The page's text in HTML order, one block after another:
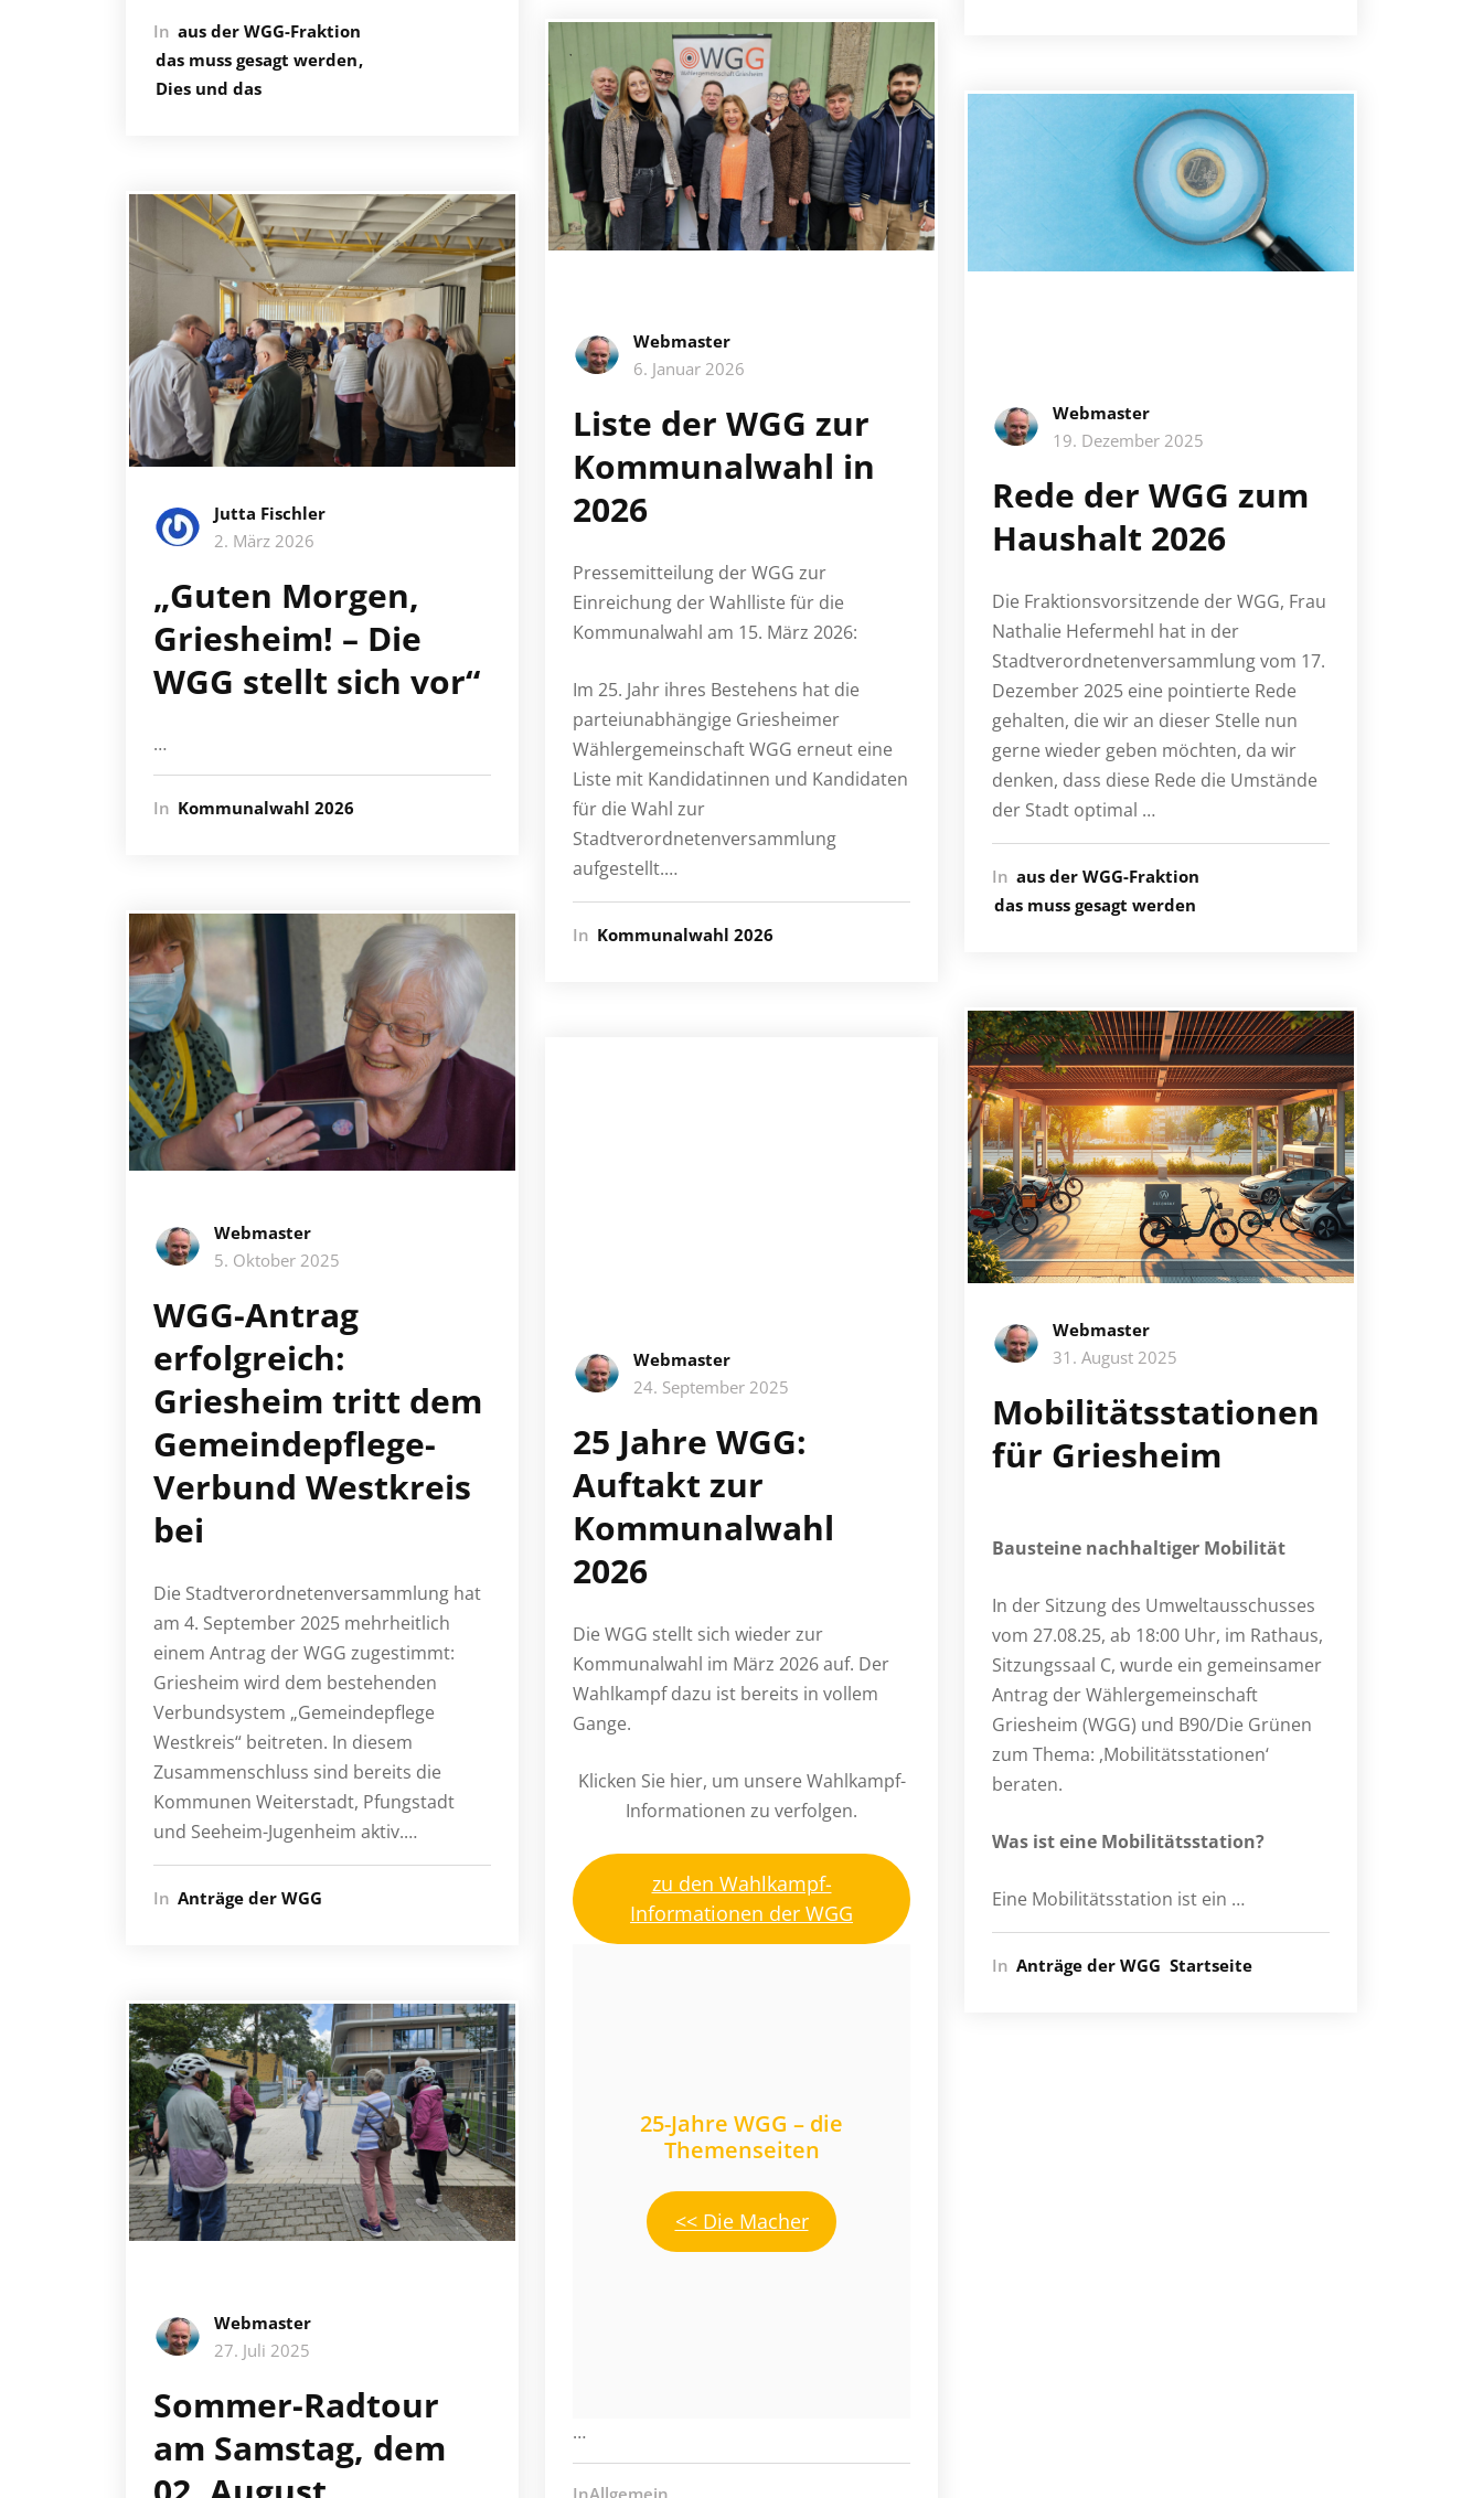
In aus der WGG-Fraktion
das muss gesagt werden
Dies und das
Jutta Fischler
2. März 2026
„Guten Morgen,
Griesheim! – Die
WGG stellt sich vor“
…
In Kommunalwahl 2026
Webmaster
5. Oktober 2025
WGG-Antrag
erfolgreich:
Griesheim tritt dem
Gemeindepflege-
Verbund Westkreis
bei
Die Stadtverordnetenversammlung hat
am 4. September 2025 mehrheitlich
einem Antrag der WGG zugestimmt:
Griesheim wird dem bestehenden
Verbundsystem „Gemeindepflege
Westkreis“ beitreten. In diesem
Zusammenschluss sind bereits die
Kommunen Weiterstadt, Pfungstadt
und Seeheim-Jugenheim aktiv.…
In Anträge der WGG
Webmaster
27. Juli 2025
Sommer-Radtour
am Samstag, dem
Webmaster
6. Januar 2026
Liste der WGG zur
Kommunalwahl in
2026
Pressemitteilung der WGG zur
Einreichung der Wahlliste für die
Kommunalwahl am 15. März 2026:
Im 25. Jahr ihres Bestehens hat die
parteiunabhängige Griesheimer
Wählergemeinschaft WGG erneut eine
Liste mit Kandidatinnen und Kandidaten
für die Wahl zur
Stadtverordnetenversammlung
aufgestellt.…
In Kommunalwahl 2026
Webmaster
24. September 2025
25 Jahre WGG:
Auftakt zur
Kommunalwahl
2026
Die WGG stellt sich wieder zur
Kommunalwahl im März 2026 auf. Der
Wahlkampf dazu ist bereits in vollem
Gange.
Klicken Sie hier, um unsere Wahlkampf-
Informationen zu verfolgen.
zu den Wahlkampf-
Informationen der WGG
25-Jahre WGG – die
Themenseiten
<< Die Macher
…
InAllgemein
Webmaster
19. Dezember 2025
Rede der WGG zum
Haushalt 2026
Die Fraktionsvorsitzende der WGG, Frau
Nathalie Hefermehl hat in der
Stadtverordnetenversammlung vom 17.
Dezember 2025 eine pointierte Rede
gehalten, die wir an dieser Stelle nun
gerne wieder geben möchten, da wir
denken, dass diese Rede die Umstände
der Stadt optimal …
In aus der WGG-Fraktion
das muss gesagt werden
Webmaster
31. August 2025
Mobilitätsstationen
für Griesheim
Bausteine nachhaltiger Mobilität
In der Sitzung des Umweltausschusses
vom 27.08.25, ab 18:00 Uhr, im Rathaus,
Sitzungssaal C, wurde ein gemeinsamer
Antrag der Wählergemeinschaft
Griesheim (WGG) und B90/Die Grünen
zum Thema: ,Mobilitätsstationen‘
beraten.
Was ist eine Mobilitätsstation?
Eine Mobilitätsstation ist ein …
In Anträge der WGG Startseite